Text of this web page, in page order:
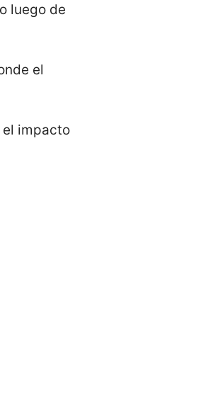
luego de
el
el impacto